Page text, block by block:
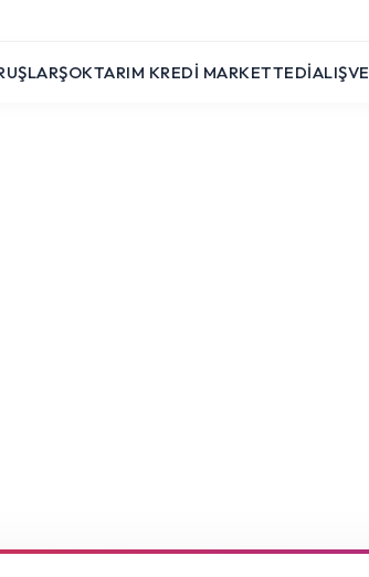
ŞOKTARIM KREDI MARKETTEDI